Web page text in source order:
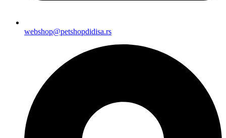
webshop@petshopdidisa.rs